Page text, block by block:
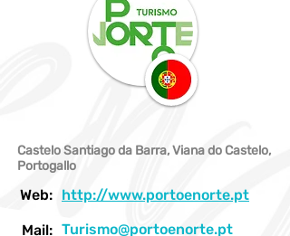
Web: http://www.portoenorte.pt
Mail: Turismo@portoenorte.pt
Castelo Santiago da Barra, Viana do Castelo,
Portogallo